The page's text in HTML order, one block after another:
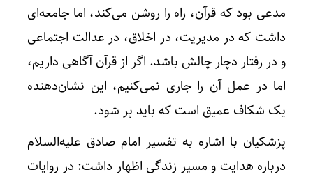
مدعی بود که قرآن، راه را روشن می‌کند، اما جامعه‌ای
داشت که در مدیریت، در اخلاق، در عدالت اجتماعی
و در رفتار دچار چالش باشد. اگر از قرآن آگاهی داریم،
اما در عمل آن را جاری نمی‌کنیم، این نشان‌دهنده
یک شکاف عمیق است که باید پر شود.
پزشکیان با اشاره به تفسیر امام صادق علیه‌السلام
درباره هدایت و مسیر زندگی اظهار داشت: در روایات